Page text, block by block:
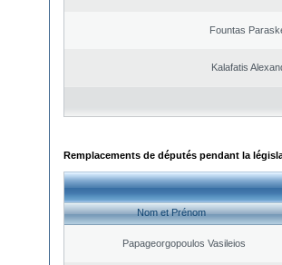
Fountas
Kalafatis
Remplacements de députés pendant la
Nom et Prénom
Papageorgopoulos Vasileios